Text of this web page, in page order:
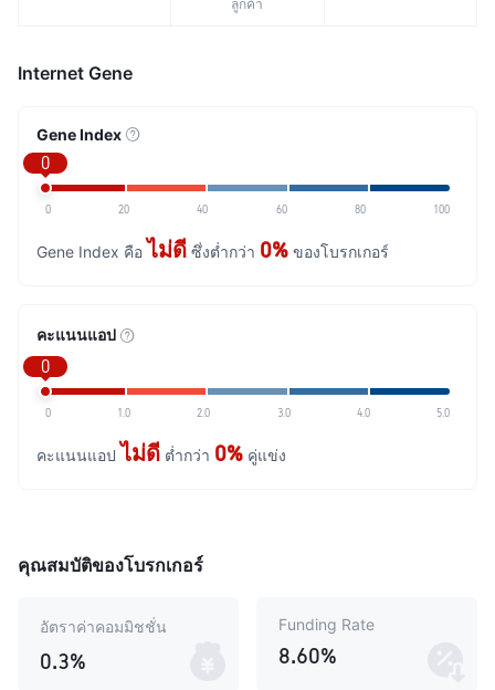
ลูกค้า
Internet Gene
Gene Index
0
0 20 40 60 80 100
Gene Index คือ ไม่ดี ซึ่งต่ำกว่า 0% ของโบรกเกอร์
คะแนนแอป
0
0 1.0 2.0 3.0 4.0 5.0
คะแนนแอป ไม่ดี ต่ำกว่า 0% คู่แข่ง
คุณสมบัติของโบรกเกอร์
อัตราค่าคอมมิชชั่น
0.3%
Funding Rate
8.60%